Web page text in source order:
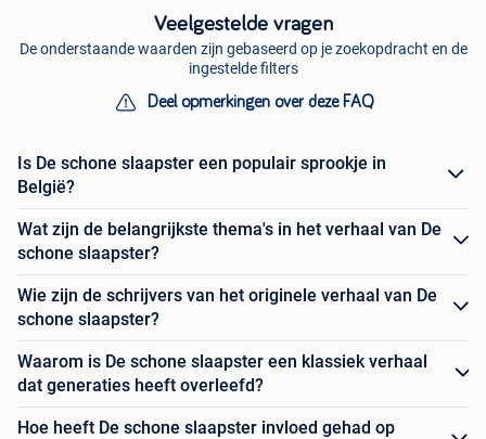
Veelgestelde vragen
De onderstaande waarden zijn gebaseerd op je zoekopdracht en de
ingestelde filters
Deel opmerkingen over deze FAQ
Is De schone slaapster een populair sprookje in
België?
Wat zijn de belangrijkste thema's in het verhaal van De
schone slaapster?
Wie zijn de schrijvers van het originele verhaal van De
schone slaapster?
Waarom is De schone slaapster een klassiek verhaal
dat generaties heeft overleefd?
Hoe heeft De schone slaapster invloed gehad op